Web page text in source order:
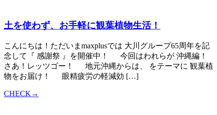
土を使わず、お手軽に観葉植物生活！
こんにちは！ただいまmaxplusでは 大川グループ65周年を記
念して『 感謝祭 』を開催中！ 今回はわれらが 沖縄編！
さあ！レッツゴー！ 地元沖縄からは、 をテーマに 観葉植
物をお届け！ 眼精疲労の軽減効 […]
CHECK→